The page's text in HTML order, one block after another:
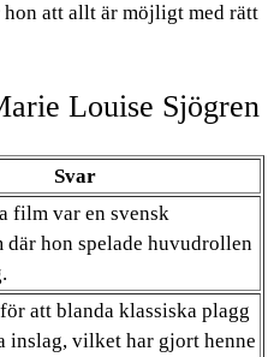
att allt är möjligt med rätt
Louise Sjögren
Svar
film var en svensk
hon spelade huvudrollen
att blanda klassiska plagg
inslag, vilket har gjort henne